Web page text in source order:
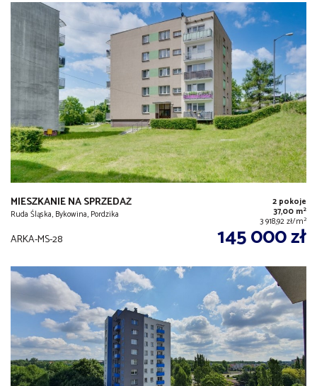
MIESZKANIE NA SPRZEDAŻ
Ruda Śląska, Bykowina, Pordzika
2 pokoje
37,00 m2
3 918,92 zł/m2
ARKA-MS-28 145 000 zł